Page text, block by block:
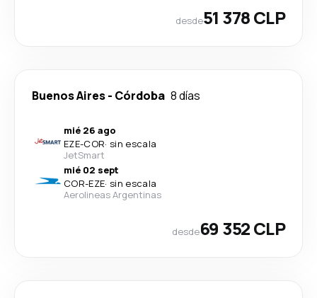
desde51 378 CLP
Buenos Aires- Córdoba 8 días
mié 26 ago
EZE-COR· sin escala
JetSmart
mié 02 sept
COR-EZE· sin escala
Aerolineas Argentinas
desde69 352 CLP